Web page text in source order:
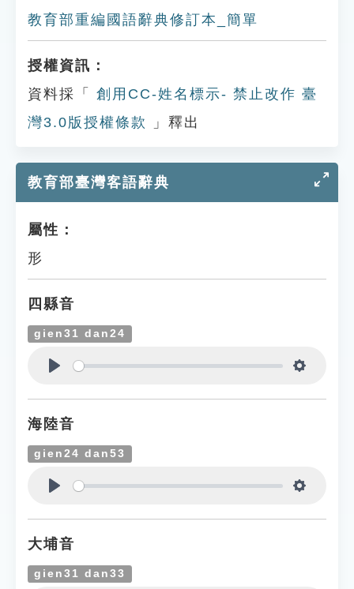
教育部重編國語辭典修訂本_簡單
授權資訊：
資料採「
創用CC-姓名標示- 禁止改作 臺
灣3.0版授權條款
」釋出
教育部臺灣客語辭典
屬性：
形
四縣音
gien31 dan24
海陸音
gien24 dan53
大埔音
gien31 dan33